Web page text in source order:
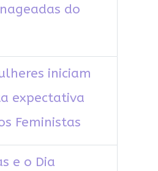
do
iniciam
expectativa
Feministas
e o Dia